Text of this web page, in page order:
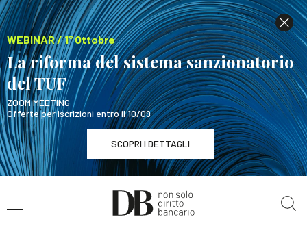
WEBINAR / 1° Ottobre
La riforma del sistema sanzionatorio
del TUF
ZOOM MEETING
Offerte per iscrizioni entro il 10/09
SCOPRI I DETTAGLI
WEBINAR / 1° Ottobre
La riforma del sistema sanzionatorio del TUF